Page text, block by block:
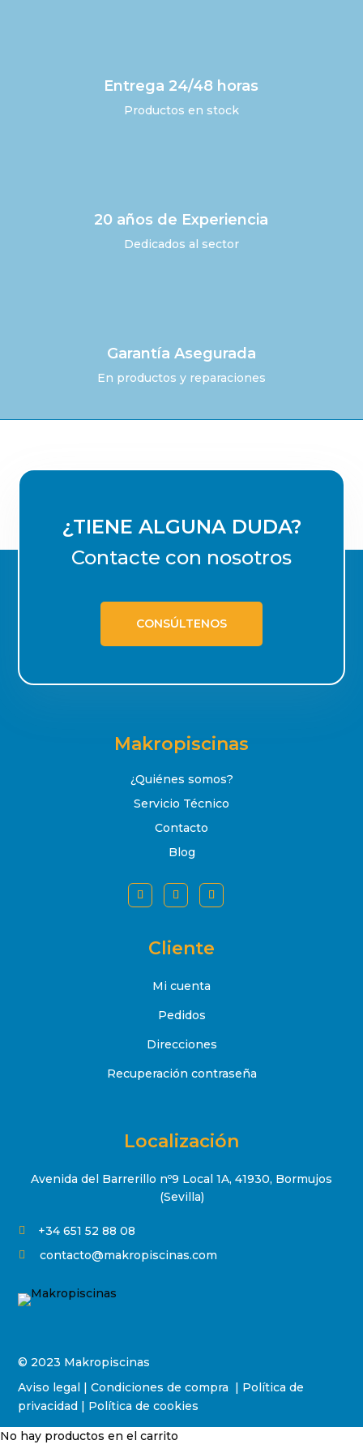
Entrega 24/48 horas
Productos en stock
20 años de Experiencia
Dedicados al sector
Garantía Asegurada
En productos y reparaciones
¿TIENE ALGUNA DUDA?
Contacte con nosotros
CONSÚLTENOS
Makropiscinas
¿Quiénes somos?
Servicio Técnico
Contacto
Blog
Cliente
Mi cuenta
Pedidos
Direcciones
Recuperación contraseña
Localización
Avenida del Barrerillo nº9 Local 1A, 41930, Bormujos
(Sevilla)
 +34 651 52 88 08
 contacto@makropiscinas.com
© 2023 Makropiscinas
Aviso legal
|Condiciones de compra
Política de
privacidad
Política de cookies
No hay productos en el carrito